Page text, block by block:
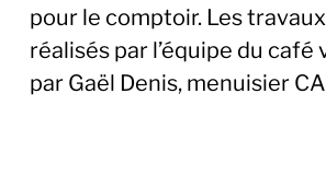
pour le comptoir. Les
réalisés par l’équipe du café
par Gaël Denis, menuisier